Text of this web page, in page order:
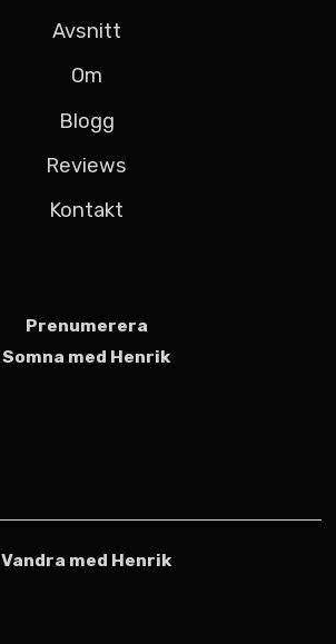
Avsnitt
Om
Blogg
Reviews
Kontakt
Prenumerera
Somna med Henrik
Vandra med Henrik